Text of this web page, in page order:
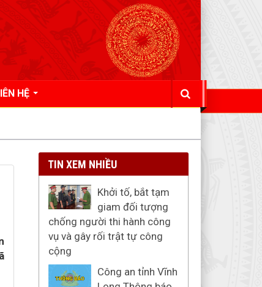
HỆ
TIN XEM NHIỀU
Khởi tố, bắt tạm
giam đối tượng
chống người thi hành công
vụ và gây rối trật tự công
cộng
Công an tỉnh Vĩnh